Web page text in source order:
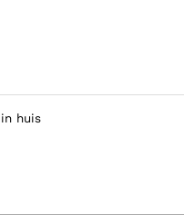
in huis